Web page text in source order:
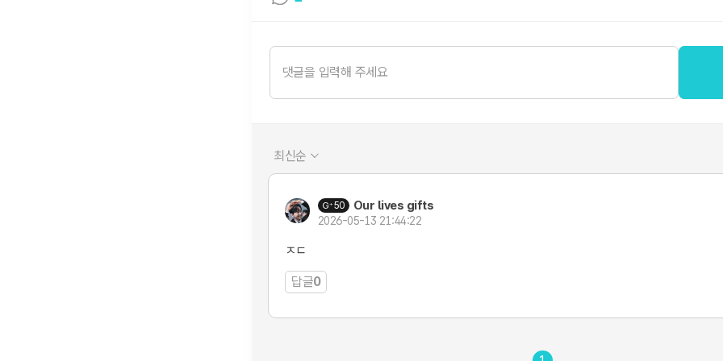
최신순
50 Our lives gifts
2026-05-13 21:44:22
ㅈㄷ
답글0